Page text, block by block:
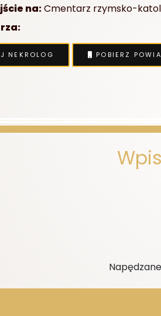
na:Cmentarz rzymsko-
NEKROLOG POBIERZ